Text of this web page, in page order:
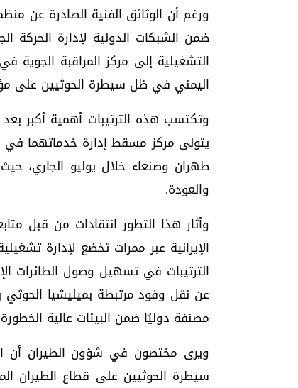
ورغم أن الوثائق الفنية الصادرة عن
ضمن الشبكات الدولية لإدارة الحركة
التشغيلية إلى مركز المراقبة
اليمني في ظل سيطرة الحوثيين على
وتكتسب هذه الترتيبات أهمية أكبر
طهران وصنعاء خلال يوليو الجاري،
والعودة.
وأثار هذا التطور انتقادات من قبل
الإيرانية عبر ممرات تخضع لإدارة
الترتيبات في تسهيل وصول الطائرات
عن نقل وفود مرتبطة بميليشيا الحوثي
مصنفة دوليًا ضمن البيئات عالية
ويرى مختصون في شؤون الطيران أن
سيطرة الحوثيين على قطاع الطيران